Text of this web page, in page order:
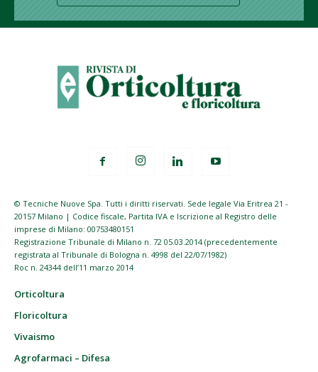
© Tecniche Nuove Spa. Tutti i diritti riservati. Sede legale Via Eritrea 21 -
20157 Milano | Codice fiscale, Partita IVA e Iscrizione al Registro delle
imprese di Milano: 00753480151
Registrazione Tribunale di Milano n. 72 05.03.2014 (precedentemente
registrata al Tribunale di Bologna n. 4998 del 22/07/1982)
Roc n. 24344 dell’11 marzo 2014
Orticoltura
Floricoltura
Vivaismo
Agrofarmaci – Difesa